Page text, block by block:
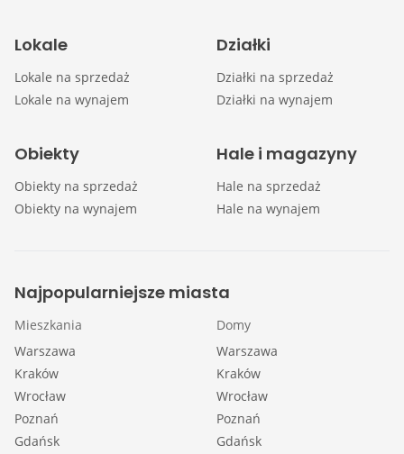
Lokale
Lokale na sprzedaż
Lokale na wynajem
Działki
Działki na sprzedaż
Działki na wynajem
Obiekty
Obiekty na sprzedaż
Obiekty na wynajem
Hale i magazyny
Hale na sprzedaż
Hale na wynajem
Najpopularniejsze miasta
Mieszkania
Warszawa
Kraków
Wrocław
Poznań
Gdańsk
Domy
Warszawa
Kraków
Wrocław
Poznań
Gdańsk